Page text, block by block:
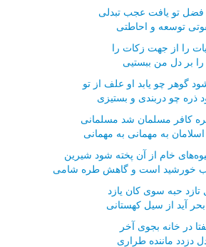
تو یافت عجب تبدلی
توسعه و احاطتی
را از جهت زكات را
بر دل من ببستیی
گوهر چو یابد او علف از تو
ذره چو دربندی و بستیزی
كافر مسلمان شد مسلمانی
به مهمانی به مهمانی
خام از آن پخته شود شیرین
خورشید است و گاهش طره شامی
تازد حبه سوی كان یازد
آید از سیل كهستانی
در خانه بجوی آخر
دزدد ماننده طراری